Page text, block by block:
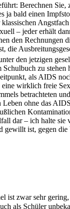
Berechnen Sie,
ja bald einen
– jeder erhält
den Rechnungen
die
den jetzigen
zu
als AIDS
wirklich freie
betrachteten
ohne das
dar – ich halte sie
ist, gegen
ist zwar sehr
als Schüler